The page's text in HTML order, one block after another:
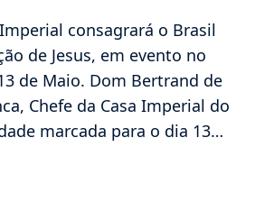
consagrará o Brasil
de Jesus, em evento no
de Maio. Dom Bertrand de
Chefe da Casa Imperial do
marcada para o dia 13…